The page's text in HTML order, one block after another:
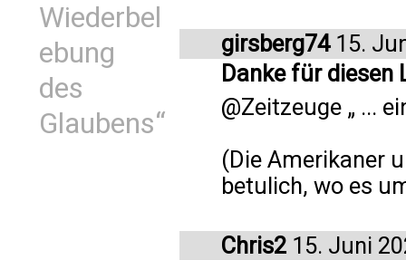
Wiederbel
ebung
des
Glaubens“
girsberg7415.
Danke für diesen
@Zeitzeuge „ ...
(Die Amerikaner
betulich, wo es
Chris2 15. Juni